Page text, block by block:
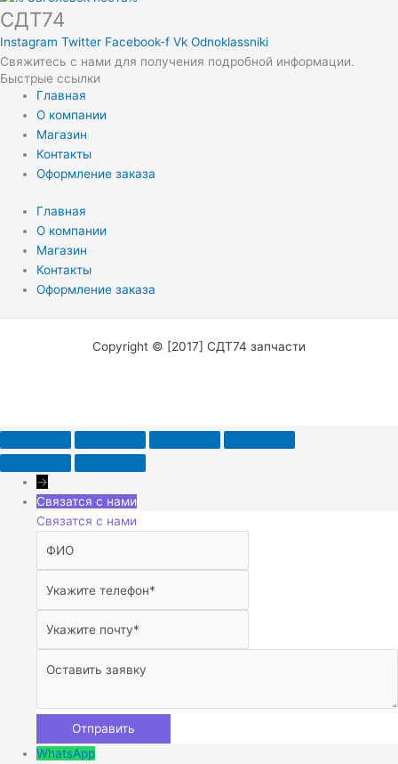
СДТ74
Instagram Twitter Facebook-f Vk Odnoklassniki
Свяжитесь с нами для получения подробной информации.
Быстрые ссылки
Главная
О компании
Магазин
Контакты
Оформление заказа
Главная
О компании
Магазин
Контакты
Оформление заказа
Copyright © [2017] СДТ74 запчасти
→
Связатся с нами
Связатся с нами
WhatsApp